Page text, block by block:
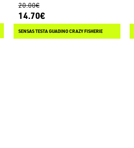
20.00€
14.70€
SENSAS TESTA GUADINO CRAZY FISHERIE